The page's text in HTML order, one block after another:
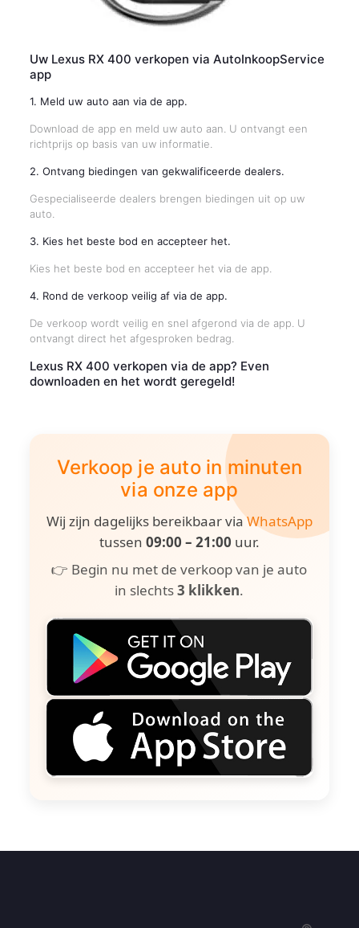
Uw Lexus RX 400 verkopen via AutoInkoopService
app
1. Meld uw auto aan via de app.
Download de app en meld uw auto aan. U ontvangt een
richtprijs op basis van uw informatie.
2. Ontvang biedingen van gekwalificeerde dealers.
Gespecialiseerde dealers brengen biedingen uit op uw
auto.
3. Kies het beste bod en accepteer het.
Kies het beste bod en accepteer het via de app.
4. Rond de verkoop veilig af via de app.
De verkoop wordt veilig en snel afgerond via de app. U
ontvangt direct het afgesproken bedrag.
Lexus RX 400 verkopen via de app? Even
downloaden en het wordt geregeld!
Verkoop je auto in minuten
via onze app
Wij zijn dagelijks bereikbaar viaWhatsApp
tussen 09:00 – 21:00 uur.
👉 Begin nu met de verkoop van je auto
in slechts3 klikken.